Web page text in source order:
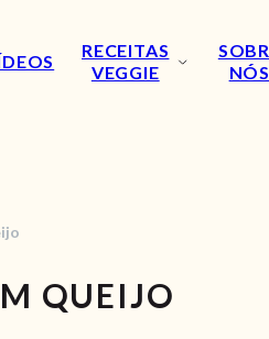
RECEITAS
VEGGIE
NÓS
RECEITAS
VÍDEOSQUEIJO